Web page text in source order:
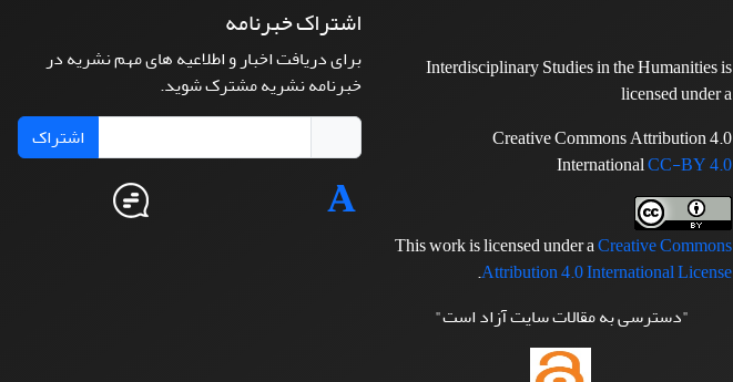
Interdisciplinary Studies in the Humanities is
licensed under a
Creative Commons Attribution 4.0
InternationalCC-BY 4.0
This work is licensed under aCreative Commons
Attribution 4.0 International License
.
"دسترسی به مقالات سایت آزاد است"
اشتراک خبرنامه
برای دریافت اخبار و اطلاعیه های مهم نشریه در
خبرنامه نشریه مشترک شوید.
اشتراک